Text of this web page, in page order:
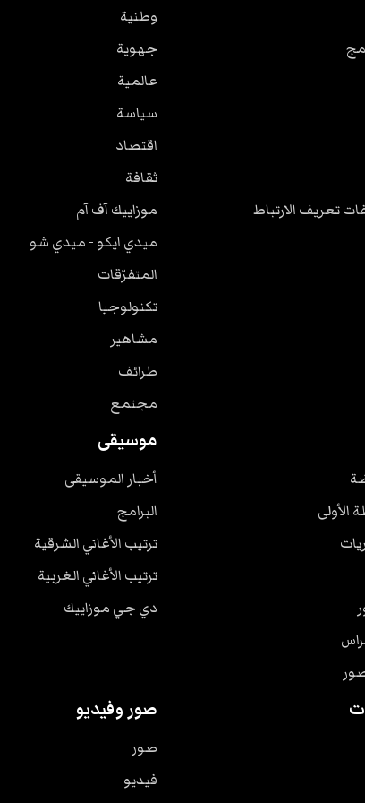
تعريف الارتباط
وطنية
جهوية
عالمية
سياسة
اقتصاد
ثقافة
موزاييك آف آم
ميدي ايكو - ميدي شو
المتفرّقات
تكنولوجيا
مشاهير
طرائف
مجتمع
الأولى
موسيقى
أخبار الموسيقى
البرامج
ترتيب الأغاني الشرقية
ترتيب الأغاني الغربية
دي جي موزاييك
صور وفيديو
صور
فيديو